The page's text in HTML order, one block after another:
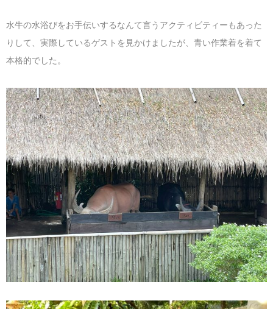
水牛の水浴びをお手伝いするなんて言うアクティビティーもあった
りして、実際しているゲストを見かけましたが、青い作業着を着て
本格的でした。